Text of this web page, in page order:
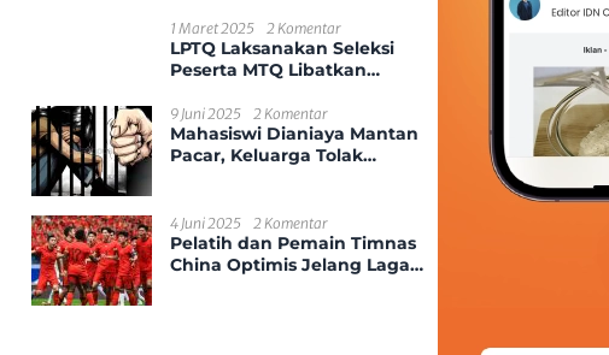
1 Maret 2025 2 Komentar
LPTQ Laksanakan Seleksi
Peserta MTQ Libatkan
Kecamatan Sungai
Ambawang
9 Juni 2025 2 Komentar
Mahasiswi Dianiaya Mantan
Pacar, Keluarga Tolak
4 Juni 2025 2 Komentar
Pelatih dan Pemain Timnas
China Optimis Jelang Laga